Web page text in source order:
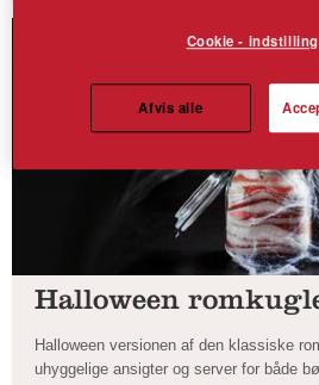
Halloween
Halloween versionen af den klassiske
uhyggelige ansigter og server for både
Cookie -
Afvis alle